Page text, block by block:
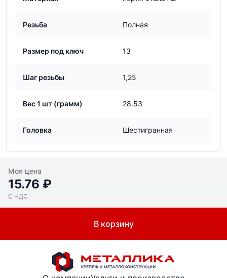
Резьба Полная
Размер под ключ 13
Шаг резьбы 1,25
Вес 1 шт (грамм) 28.53
Головка Шестигранная
Моя цена
15.76 ₽
С НДС
В корзину